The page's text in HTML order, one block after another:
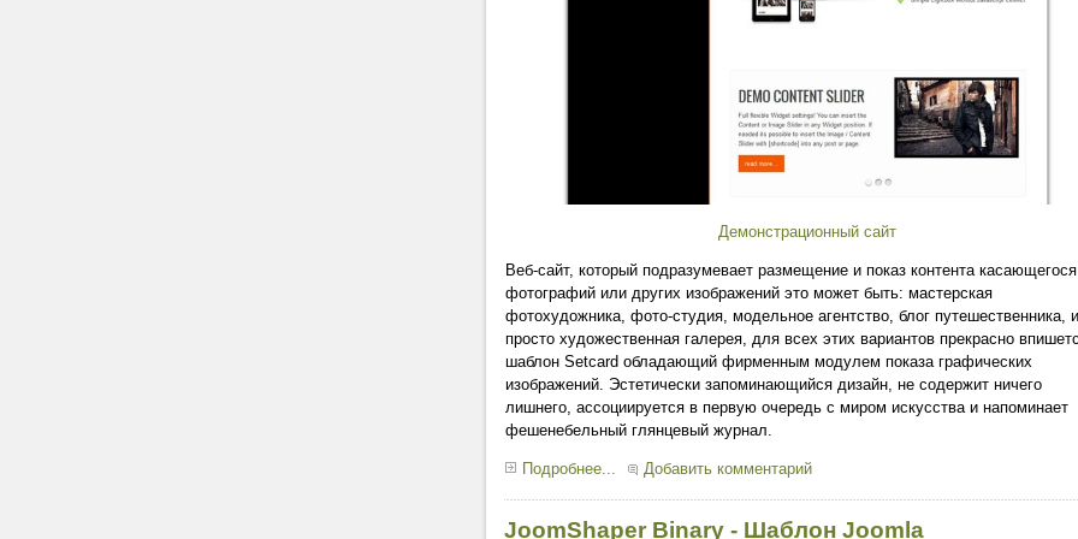
Демонстрационный сайт
Веб-сайт, который подразумевает размещение и показ контента касающегося
фотографий или других изображений это может быть: мастерская
фотохудожника, фото-студия, модельное агентство, блог путешественника,
просто художественная галерея, для всех этих вариантов прекрасно
шаблон Setcard обладающий фирменным модулем показа графических
изображений. Эстетически запоминающийся дизайн, не содержит ничего
лишнего, ассоциируется в первую очередь с миром искусства и напоминает
фешенебельный глянцевый журнал.
Подробнее... Добавить комментарий
JoomShaper Binary - Шаблон Joomla